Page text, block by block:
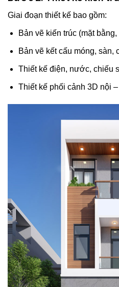
Giai đoạn thiết kế bao gồm:
Bản vẽ kiến trúc (mặt
Bản vẽ kết cấu móng, sàn,
Thiết kế điện, nước, chiếu
Thiết kế phối cảnh 3D nội